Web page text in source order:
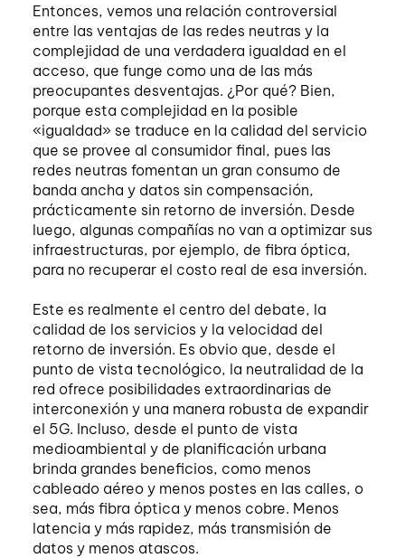
Entonces, vemos una relación controversial
entre las ventajas de las redes neutras y la
complejidad de una verdadera igualdad en el
acceso, que funge como una de las más
preocupantes desventajas. ¿Por qué? Bien,
porque esta complejidad en la posible
«igualdad» se traduce en la calidad del servicio
que se provee al consumidor final, pues las
redes neutras fomentan un gran consumo de
banda ancha y datos sin compensación,
prácticamente sin retorno de inversión. Desde
luego, algunas compañías no van a optimizar sus
infraestructuras, por ejemplo, de fibra óptica,
para no recuperar el costo real de esa inversión.
Este es realmente el centro del debate, la
calidad de los servicios y la velocidad del
retorno de inversión. Es obvio que, desde el
punto de vista tecnológico, la neutralidad de la
red ofrece posibilidades extraordinarias de
interconexión y una manera robusta de expandir
el 5G. Incluso, desde el punto de vista
medioambiental y de planificación urbana
brinda grandes beneficios, como menos
cableado aéreo y menos postes en las calles, o
sea, más fibra óptica y menos cobre. Menos
latencia y más rapidez, más transmisión de
datos y menos atascos.